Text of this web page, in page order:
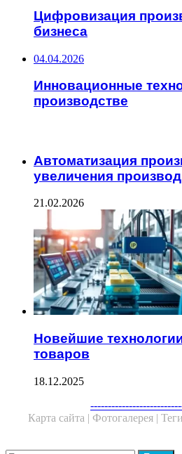
Цифровизация
бизнеса
04.04.2026
Инновационные
производстве
Автоматизация
увеличения
21.02.2026
Новейшие
товаров
18.12.2025
Карта сайта | Фотогалерея |